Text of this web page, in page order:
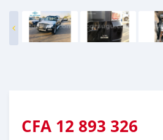
CFA 12 893 326